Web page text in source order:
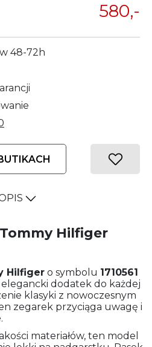
580,-
48-72h
Hilfiger
Hilfiger o symbolu 1710561
dodatek do każdej
klasyki z nowoczesnym
zegarek przyciąga uwagę i
materiałów, ten model